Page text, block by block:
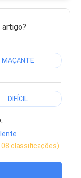
MAÇANTE
DIFÍCIL
classificações)